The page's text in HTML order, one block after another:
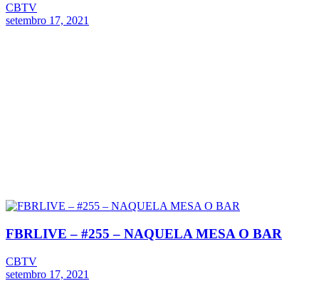
CBTV
setembro 17, 2021
FBRLIVE – #255 – NAQUELA MESA O BAR
CBTV
setembro 17, 2021